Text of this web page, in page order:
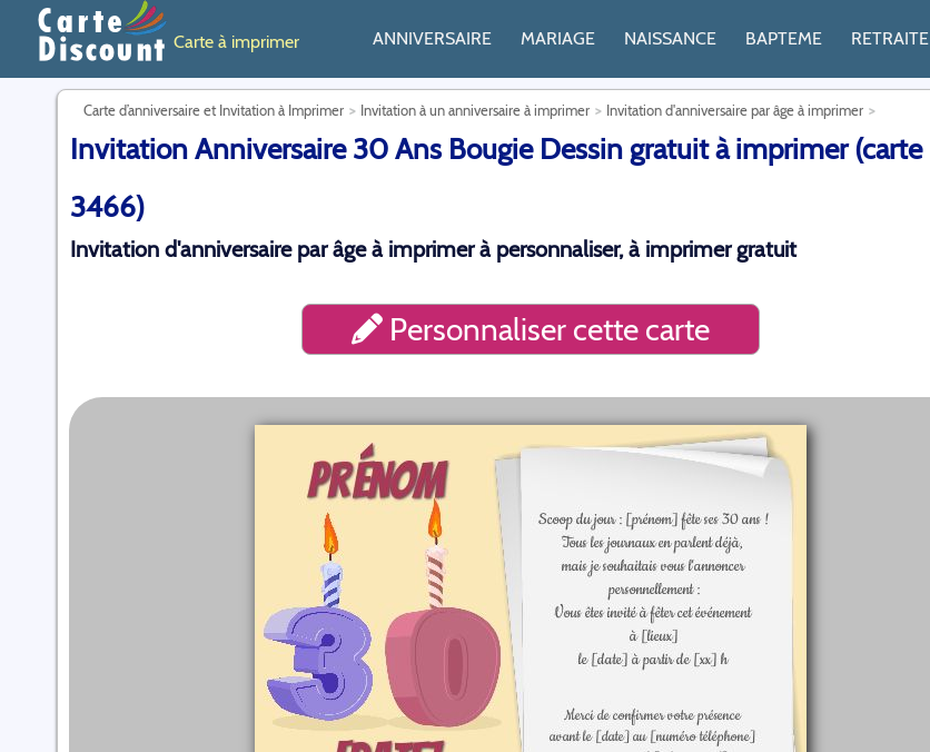
Carte à imprimer ANNIVERSAIRE MARIAGE NAISSANCE BAPTEME RETRAITE
Carte d’anniversaire et Invitation à Imprimer Invitation à un anniversaire à imprimer Invitation d'anniversaire par âge à imprimer
Invitation Anniversaire 30 Ans Bougie Dessin gratuit à imprimer (carte
3466)
Invitation d'anniversaire par âge à imprimer à personnaliser, à imprimer gratuit
Personnaliser cette carte